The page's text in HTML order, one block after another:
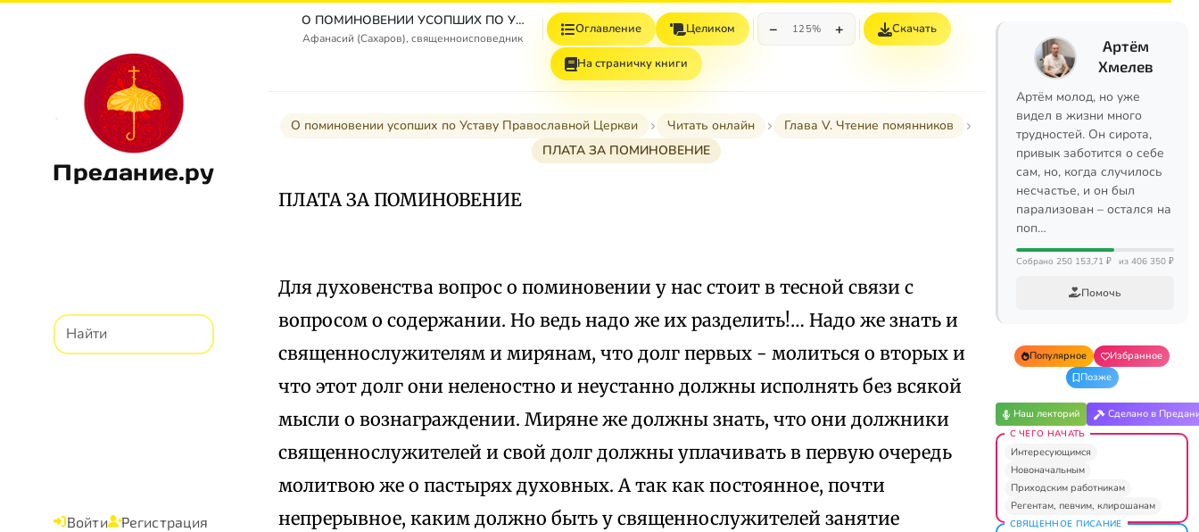
Предание.ру
Войти Регистрация
О ПОМИНОВЕНИИ УСОПШИХ ПО УСТАВУ ПРАВОСЛАВНОЙ ЦЕРКВИ
Афанасий (Сахаров), священноисповедник
Оглавление Целиком − 125% + Скачать
На страничку книги
О поминовении усопших по Уставу Православной Церкви Читать онлайн
Глава V. Чтение помянников
ПЛАТА ЗА ПОМИНОВЕНИЕ
ПЛАТА ЗА ПОМИНОВЕНИЕ
Для духовенства вопрос о поминовении у нас стоит в тесной связи с
вопросом о содержании. Но ведь надо же их разделить!… Надо же знать и
священнослужителям и мирянам, что долг первых - молиться о вторых и
что этот долг они неленостно и неустанно должны исполнять без всякой
мысли о вознаграждении. Миряне же должны знать, что они должники
священнослужителей и свой долг должны уплачивать в первую очередь
молитвою же о пастырях духовных. А так как постоянное, почти
непрерывное, каким должно быть у священнослужителей занятие
Артём
Хмелев
Артём молод, но уже
видел в жизни много
трудностей. Он сирота,
привык заботится о себе
сам, но, когда случилось
несчастье, и он был
парализован – остался на
поп…
Собрано 250 153,71 ₽ из 406 350 ₽
Помочь
Популярное
Избранное
Позже
Наш лекторий Сделано в
С ЧЕГО НАЧАТЬ
Интересующимся
Новоначальным
Приходским работникам
Регентам, певчим, клирошанам
СВЯЩЕННОЕ ПИСАНИЕ